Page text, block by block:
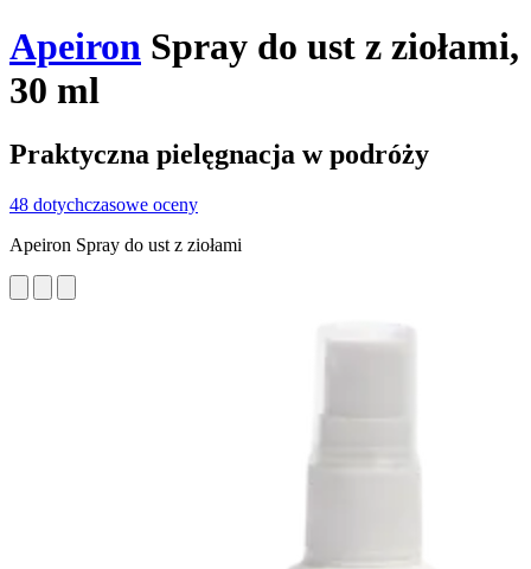
Apeiron Spray do ust z ziołami,
30 ml
Praktyczna pielęgnacja w podróży
48 dotychczasowe oceny
Apeiron Spray do ust z ziołami